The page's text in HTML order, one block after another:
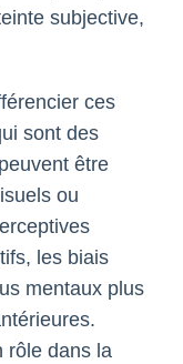
subjective,
ces
sont des
être
ou
les biais
mentaux plus
rôle dans la